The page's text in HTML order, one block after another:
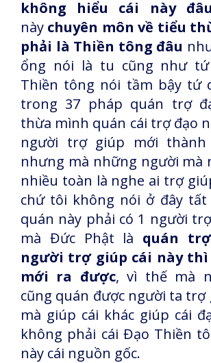
không hiểu cái này đâu
này chuyên môn về tiểu
phải là Thiền tông đâu
ổng nói là tu cũng như
Thiền tông nói tầm bậy tứ
trong 37 pháp quán trợ
thừa mình quán cái trợ đạo
người trợ giúp mới thành
nhưng mà những người mà
nhiều toàn là nghe ai trợ
chứ tôi không nói ở đây tất
quán này phải có 1 người
mà Đức Phật là quán
người trợ giúp cái này thì
mới ra được, vì thế mà
cũng quán được người ta
mà giúp cái khác giúp cái
không phải cái Đạo Thiền
này cái nguồn gốc.